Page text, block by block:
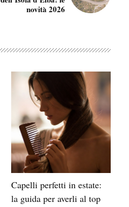
novità 2026
Capelli perfetti in estate:
la guida per averli al top